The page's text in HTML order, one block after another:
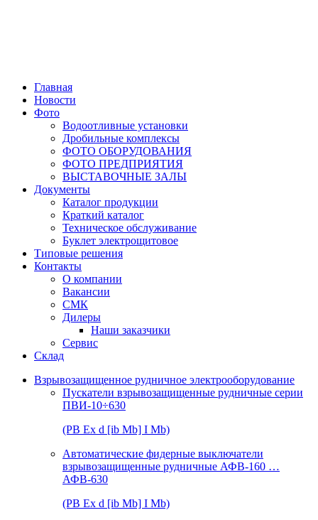
Главная
Новости
Фото
Водоотливные установки
Дробильные комплексы
ФОТО ОБОРУДОВАНИЯ
ФОТО ПРЕДПРИЯТИЯ
ВЫСТАВОЧНЫЕ ЗАЛЫ
Документы
Каталог продукции
Краткий каталог
Техническое обслуживание
Буклет электрощитовое
Типовые решения
Контакты
О компании
Вакансии
СМК
Дилеры
Наши заказчики
Сервис
Склад
Взрывозащищенное рудничное электрооборудование
Пускатели взрывозащищенные рудничные серии
ПВИ-10÷630
(РВ Ex d [ib Mb] I Mb)
Автоматические фидерные выключатели
взрывозащищенные рудничные АФВ-160 …
АФВ-630
(РВ Ex d [ib Mb] I Mb)